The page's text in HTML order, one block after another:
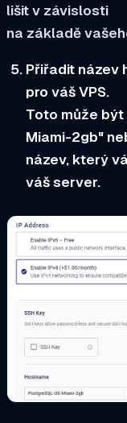
lišit v závislosti
na základě
Přiřadit název
pro váš VPS.
Toto může
Miami-2gb"
název, který
váš server.